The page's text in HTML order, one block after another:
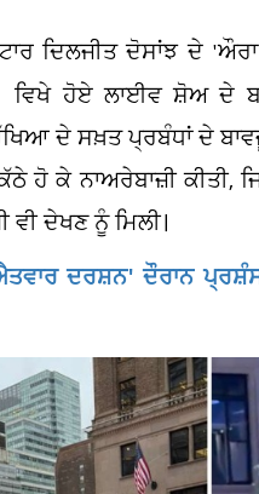
ਦਿਲਜੀਤ ਦੋਸਾਂਝ ਦੇ
ਹੋਏ ਲਾਈਵ ਸ਼ੋਅ ਦੇ
ਦੇ ਸਖ਼ਤ ਪ੍ਰਬੰਧਾਂ ਦੇ
ਹੋ ਕੇ ਨਾਅਰੇਬਾਜ਼ੀ
ਦੇਖਣ ਨੂੰ ਮਿਲੀ।
ਦਰਸ਼ਨ' ਦੌਰਾਨ